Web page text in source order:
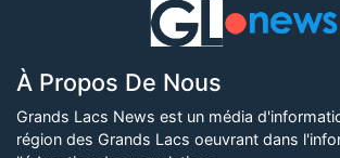
À Propos De Nous
Grands Lacs News est un média
région des Grands Lacs oeuvrant dans